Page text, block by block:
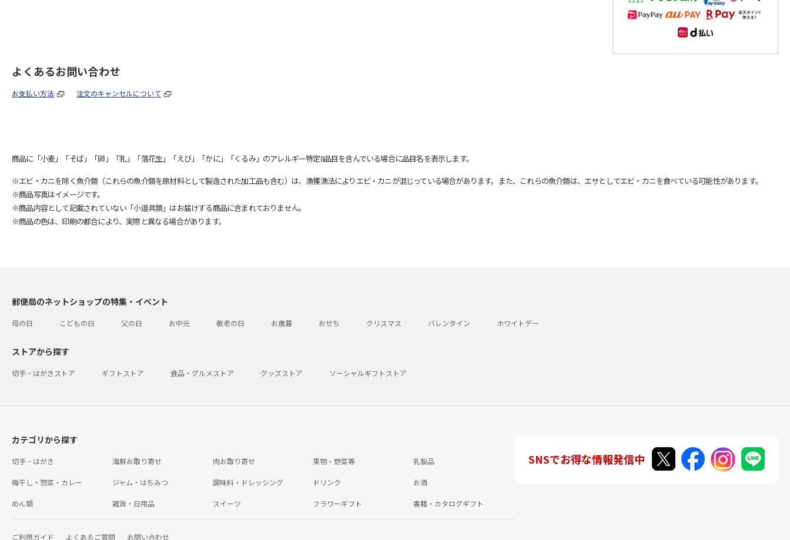
よくあるお問い合わせ
お支払い方法 注文のキャンセルについて
商品に「小麦」「そば」「卵」「乳」「落花生」「えび」「かに」「くるみ」のアレルギー特定8品目を含んでいる場合に品目名を表示します。
※エビ・カニを除く魚介類（これらの魚介類を原材料として製造された加工品も含む）は、漁獲漁法によりエビ・カニが混じっている場合があります。また、これらの魚介類は、エサとしてエビ・カニを食べている可能性があります。
※商品写真はイメージです。
※商品内容として記載されていない「小道具類」はお届けする商品に含まれておりません。
※商品の色は、印刷の都合により、実際と異なる場合があります。
郵便局のネットショップの特集・イベント
母の日 こどもの日 父の日 お中元 敬老の日 お歳暮 おせち クリスマス バレンタイン ホワイトデー
ストアから探す
切手・はがきストア ギフトストア 食品・グルメストア グッズストア ソーシャルギフトストア
カテゴリから探す
切手・はがき 海鮮お取り寄せ 肉お取り寄せ 果物・野菜等 乳製品
梅干し・惣菜・カレー ジャム・はちみつ 調味料・ドレッシング ドリンク お酒
めん類 雑貨・日用品 スイーツ フラワーギフト 書籍・カタログギフト
ご利用ガイド よくあるご質問 お問い合わせ
SNSでお得な情報発信中